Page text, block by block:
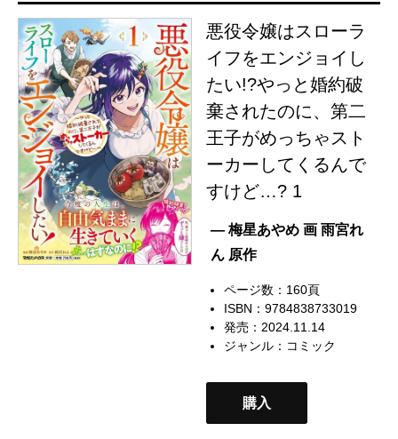
悪役令嬢はスローラ
イフをエンジョイし
たい!?やっと婚約破
棄されたのに、第二
王子がめっちゃスト
ーカーしてくるんで
すけど…? 1
— 梅星あやめ 画 雨宮れ
ん 原作
ページ数：160頁
ISBN：9784838733019
発売：2024.11.14
ジャンル： コミック
購入